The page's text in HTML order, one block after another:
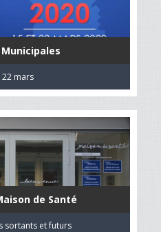
22 mars
de Santé
sortants et futurs